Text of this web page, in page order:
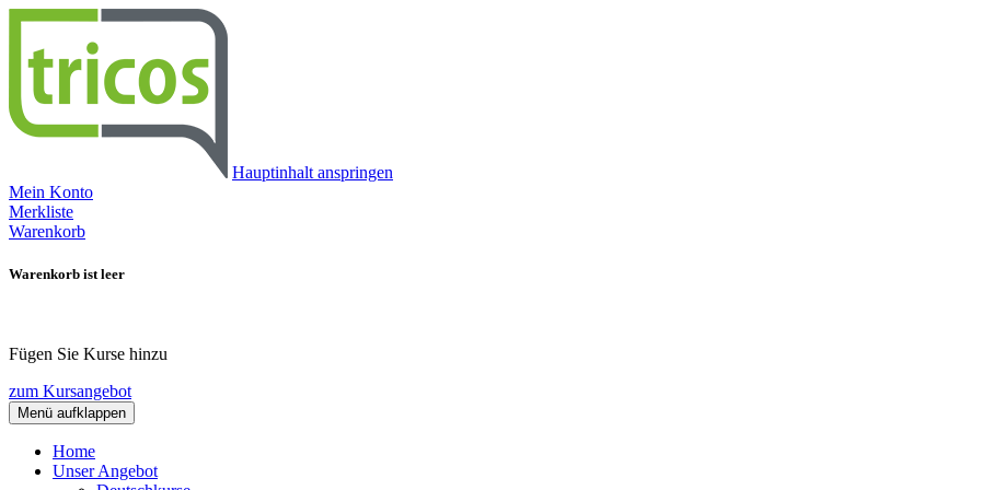
Hauptinhalt anspringen
Mein Konto
Merkliste
Warenkorb
Warenkorb ist leer
Fügen Sie Kurse hinzu
zum Kursangebot
Menü aufklappen
Home
Unser Angebot